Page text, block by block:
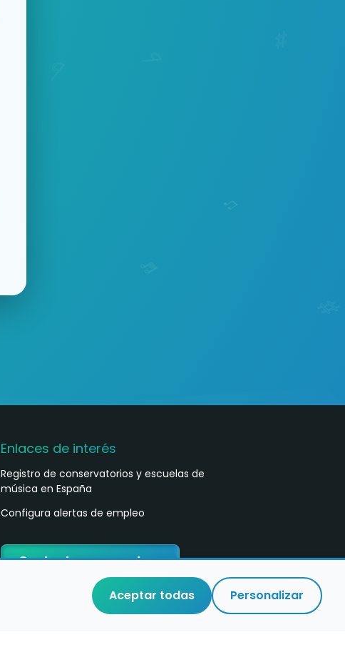
Enlaces de interés
Registro de conservatorios y escuelas de
música en España
Configura alertas de empleo
Contacta con nosotros
Aceptar todas Personalizar